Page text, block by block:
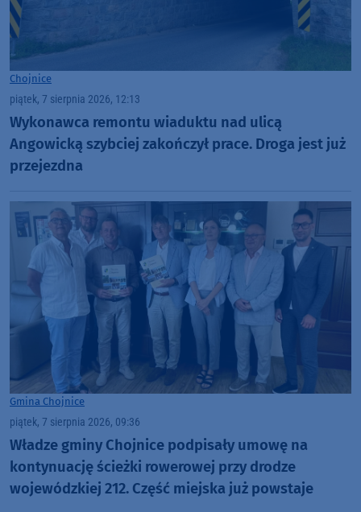
Chojnice
piątek, 7 sierpnia 2026, 12:13
Wykonawca remontu wiaduktu nad ulicą
Angowicką szybciej zakończył prace. Droga jest już
przejezdna
Gmina Chojnice
piątek, 7 sierpnia 2026, 09:36
Władze gminy Chojnice podpisały umowę na
kontynuację ścieżki rowerowej przy drodze
wojewódzkiej 212. Część miejska już powstaje